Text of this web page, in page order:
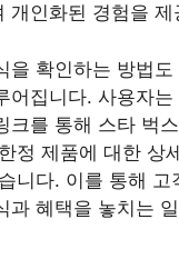
개인화된 경험을 제
을 확인하는 방법
어집니다. 사용자는
크를 통해 스타 벅
정 제품에 대한 상
니다. 이를 통해 고
과 혜택을 놓치는